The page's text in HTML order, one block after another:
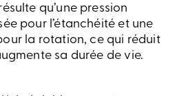
qu’une pression
pour l’étanchéité et une
la rotation, ce qui réduit
sa durée de vie.